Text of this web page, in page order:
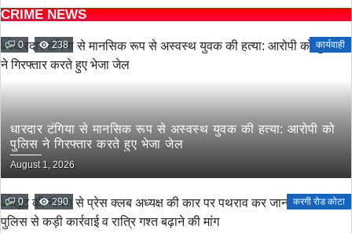
CRIME NEWS
0 238 कार्यवाही
धारदार टंगिया से मानसिक रूप से अस्वस्थ युवक की हत्या: आरोपी को
पुलिस ने गिरफ्तार करते हुए भेजा जेल
August 1, 2026
0 290 करगी रोड कोटा